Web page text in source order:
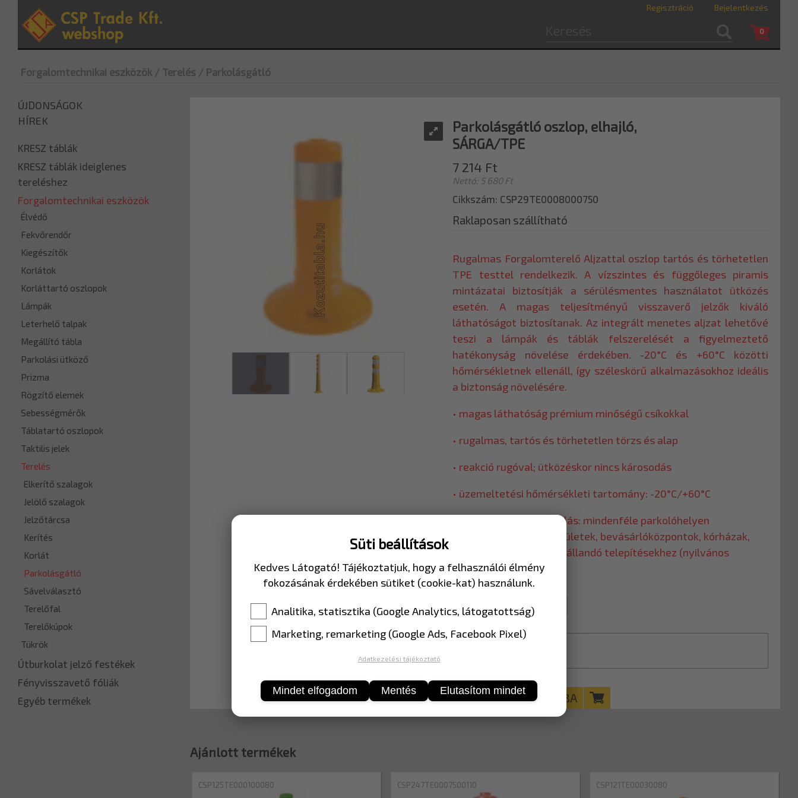
Regisztráció Bejelentkezés
0
Forgalomtechnikai eszközök / Terelés / Parkolásgátló
Parkolásgátló oszlop, elhajló,
SÁRGA/TPE
7 214 Ft
Nettó: 5 680 Ft
Cikkszám: CSP29TE0008000750
Raklaposan szállítható
Rugalmas Forgalomterelő Aljzattal oszlop tartós és törhetetlen
TPE testtel rendelkezik. A vízszintes és függőleges piramis
mintázatai biztosítják a sérülésmentes használatot ütközés
esetén. A magas teljesítményű visszaverő jelzők kiváló
láthatóságot biztosítanak. Az integrált menetes aljzat lehetővé
teszi a lámpák és táblák felszerelését a figyelmeztető
hatékonyság növelése érdekében. -20°C és +60°C közötti
hőmérsékletnek ellenáll, így széleskörű alkalmazásokhoz ideális
a biztonság növelésére.
• magas láthatóság prémium minőségű csíkokkal
• rugalmas, tartós és törhetetlen törzs és alap
• reakció rugóval; ütközéskor nincs károsodás
• üzemeltetési hőmérsékleti tartomány: -20°C/+60°C
• széles körű felhasználás: mindenféle parkolóhelyen
(lakóövezetek, ipari területek, bevásárlóközpontok, kórházak,
iskolák, kikötők stb.) és állandó telepítésekhez (nyilvános
területeken)
MÉRET 80x750 mm
KOSÁRBA
Ajánlott termékek
CSP125TE000100080 CSP247TE0007500110 CSP121TE00030080
ÚJDONSÁGOK
HÍREK
KRESZ táblák
KRESZ táblák ideiglenes
tereléshez
Forgalomtechnikai eszközök
Élvédő
Fekvőrendőr
Kiegészítők
Korlátok
Korláttartó oszlopok
Lámpák
Leterhelő talpak
Megállító tábla
Parkolási ütköző
Prizma
Rögzítő elemek
Sebességmérők
Táblatartó oszlopok
Taktilis jelek
Terelés
Elkerítő szalagok
Jelölő szalagok
Jelzőtárcsa
Kerítés
Korlát
Parkolásgátló
Sávelválasztó
Terelőfal
Terelőkúpok
Tükrök
Útburkolat jelző festékek
Fényvisszavető fóliák
Egyéb termékek
Süti beállítások
Kedves Látogató! Tájékoztatjuk, hogy a felhasználói élmény
fokozásának érdekében sütiket (cookie-kat) használunk.
Analitika, statisztika (Google Analytics, látogatottság)
Marketing, remarketing (Google Ads, Facebook Pixel)
Adatkezelési tájékoztató
Mindet elfogadom Mentés Elutasítom mindet